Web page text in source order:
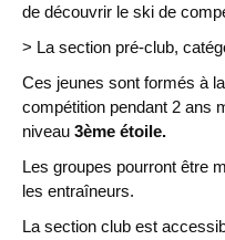
de découvrir le ski de
> La section pré-club,
Ces jeunes sont formés à
compétition pendant 2 ans
niveau 3ème étoile.
Les groupes pourront être
les entraîneurs.
La section club est